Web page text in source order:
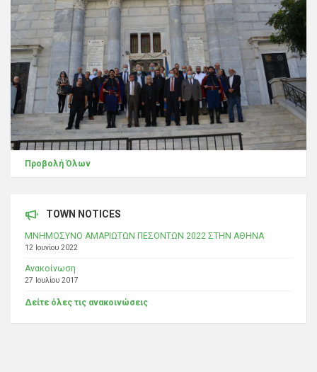
Προβολή Όλων
TOWN NOTICES
ΜΝΗΜΟΣΥΝΟ ΑΜΑΡΙΩΤΩΝ ΠΕΣΟΝΤΩΝ 2022 ΣΤΗΝ ΑΘΗΝΑ
12 Ιουνίου 2022
Ανακοίνωση
27 Ιουλίου 2017
Δείτε όλες τις ανακοινώσεις